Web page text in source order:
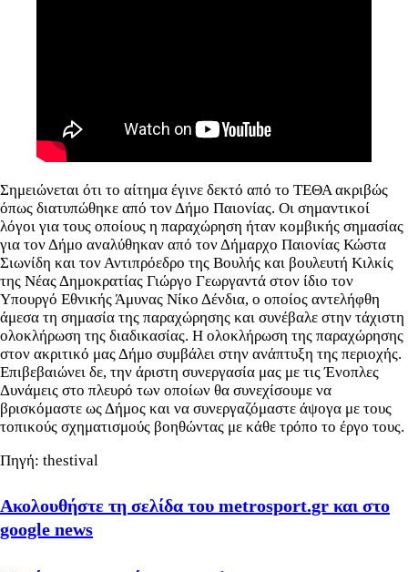
Σημειώνεται ότι το αίτημα έγινε δεκτό από το ΤΕΘΑ ακριβώς
όπως διατυπώθηκε από τον Δήμο Παιονίας. Οι σημαντικοί
λόγοι για τους οποίους η παραχώρηση ήταν κομβικής σημασίας
για τον Δήμο αναλύθηκαν από τον Δήμαρχο Παιονίας Κώστα
Σιωνίδη και τον Αντιπρόεδρο της Βουλής και βουλευτή Κιλκίς
της Νέας Δημοκρατίας Γιώργο Γεωργαντά στον ίδιο τον
Υπουργό Εθνικής Άμυνας Νίκο Δένδια, ο οποίος αντελήφθη
άμεσα τη σημασία της παραχώρησης και συνέβαλε στην τάχιστη
ολοκλήρωση της διαδικασίας. Η ολοκλήρωση της παραχώρησης
στον ακριτικό μας Δήμο συμβάλει στην ανάπτυξη της περιοχής.
Επιβεβαιώνει δε, την άριστη συνεργασία μας με τις Ένοπλες
Δυνάμεις στο πλευρό των οποίων θα συνεχίσουμε να
βρισκόμαστε ως Δήμος και να συνεργαζόμαστε άψογα με τους
τοπικούς σχηματισμούς βοηθώντας με κάθε τρόπο το έργο τους.
Πηγή: thestival
Ακολουθήστε τη σελίδα του metrosport.gr και στο
google news